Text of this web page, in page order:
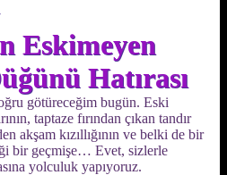
Eskimeyen
Hatırası
götüreceğim bugün. Eski
taptaze fırından çıkan tandır
akşam kızıllığının ve belki de bir
bir geçmişe… Evet, sizlerle
yolculuk yapıyoruz.